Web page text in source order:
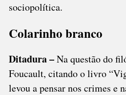
sociopolítica.
Colarinho branco
Ditadura –Na questão do
Foucault, citando o livro
levou a pensar nos crimes e